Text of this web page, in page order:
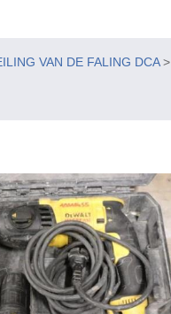
VAN DE FALING DCA>